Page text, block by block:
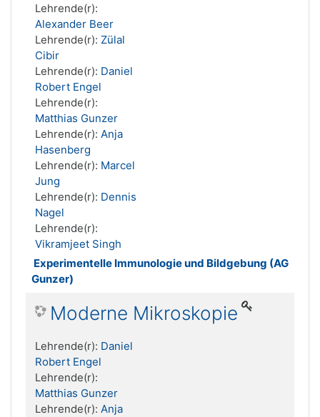
Lehrende(r):
Alexander Beer
Lehrende(r): Zülal
Cibir
Lehrende(r): Daniel
Robert Engel
Lehrende(r):
Matthias Gunzer
Lehrende(r): Anja
Hasenberg
Lehrende(r): Marcel
Jung
Lehrende(r): Dennis
Nagel
Lehrende(r):
Vikramjeet Singh
Experimentelle Immunologie und Bildgebung (AG
Gunzer)
Moderne Mikroskopie
Lehrende(r): Daniel
Robert Engel
Lehrende(r):
Matthias Gunzer
Lehrende(r): Anja